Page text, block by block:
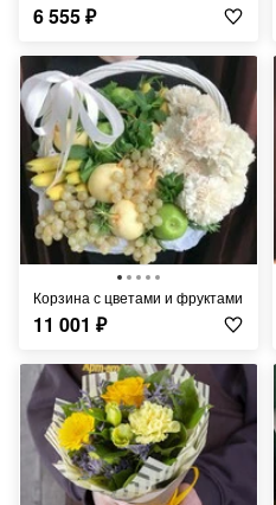
6 555₽
Корзина с цветами и фруктами
11 001 ₽